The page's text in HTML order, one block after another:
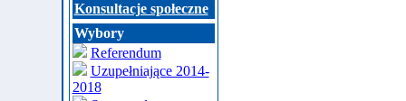
Konsultacje społeczne
Wybory
Referendum
Uzupełniające 2014-
2018